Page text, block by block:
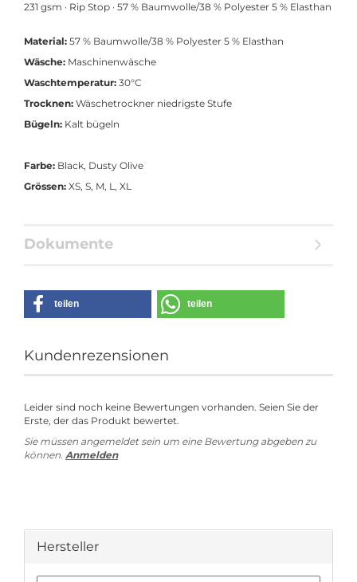
231 gsm · Rip Stop · 57 % Baumwolle/38 % Polyester 5 % Elasthan
Material: 57 % Baumwolle/38 % Polyester 5 % Elasthan
Wäsche: Maschinenwäsche
Waschtemperatur: 30°C
Trocknen: Wäschetrockner niedrigste Stufe
Bügeln: Kalt bügeln
Farbe: Black, Dusty Olive
Grössen: XS, S, M, L, XL
Dokumente
teilen teilen
Kundenrezensionen
Leider sind noch keine Bewertungen vorhanden. Seien Sie der
Erste, der das Produkt bewertet.
Sie müssen angemeldet sein um eine Bewertung abgeben zu
können. Anmelden
Hersteller